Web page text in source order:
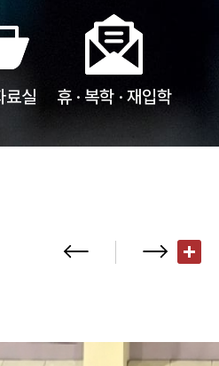
료실 휴 · 복학 · 재입학